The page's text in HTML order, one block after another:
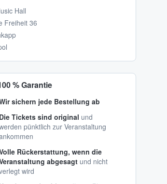
Hall
Freiheit 36
% Garantie
sichern jede Bestellung ab
Die Tickets sind original und
pünktlich zur Veranstaltung
Rückerstattung, wenn die
abgesagt und nicht
wird